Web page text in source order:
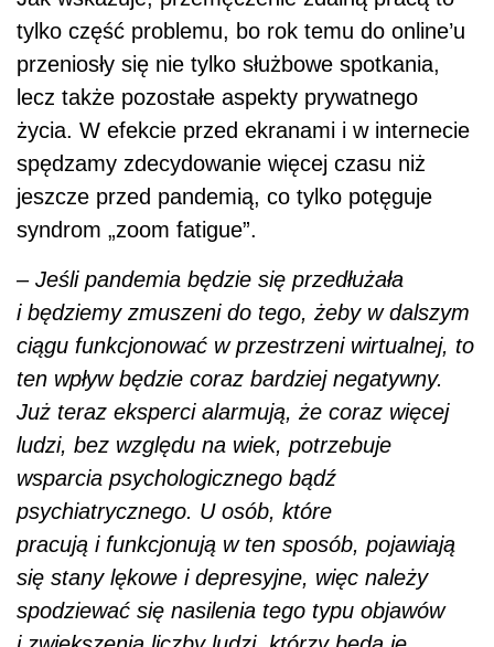
i będziemy zmuszeni do tego, żeby w dalszym
ciągu funkcjonować w przestrzeni wirtualnej, to
ten wpływ będzie coraz bardziej negatywny.
Już teraz eksperci alarmują, że coraz więcej
ludzi, bez względu na wiek, potrzebuje
wsparcia psychologicznego bądź
psychiatrycznego. U osób, które
pracują i funkcjonują w ten sposób, pojawiają
się stany lękowe i depresyjne, więc należy
spodziewać się nasilenia tego typu objawów
i zwiększenia liczby ludzi, którzy będą je
odczuwać –przestrzega ekspertka opolskiej
WSB.
AUTOPROMOCJA